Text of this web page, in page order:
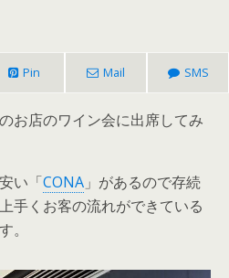
Pin Mail SMS
お店のワイン会に出席してみ
い「CONA 」があるので存続
手くお客の流れができている
。